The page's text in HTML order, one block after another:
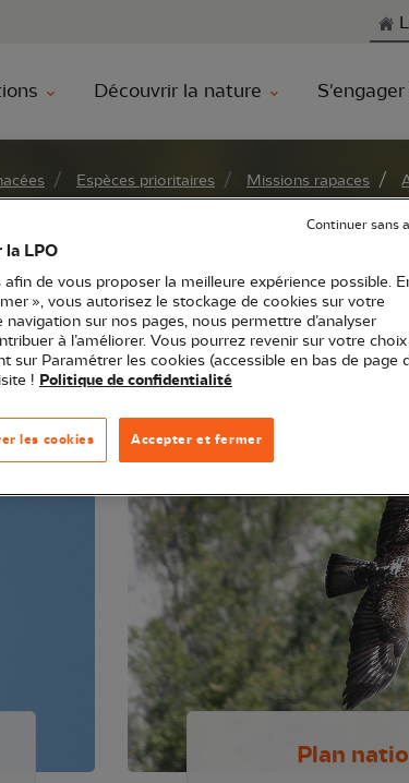
Aller à la recherche
Découvrir la nature
Espèces prioritaires Missions rapaces
Plan
la LPO
de vous proposer la meilleure expérience possible.
», vous autorisez le stockage de cookies sur votre
sur nos pages, nous permettre d’analyser
à l’améliorer. Vous pourrez revenir sur votre choix
sur Paramétrer les cookies (accessible en bas de page
! Politique de confidentialité
Accepter et fermer
les cookies
Continuer sans